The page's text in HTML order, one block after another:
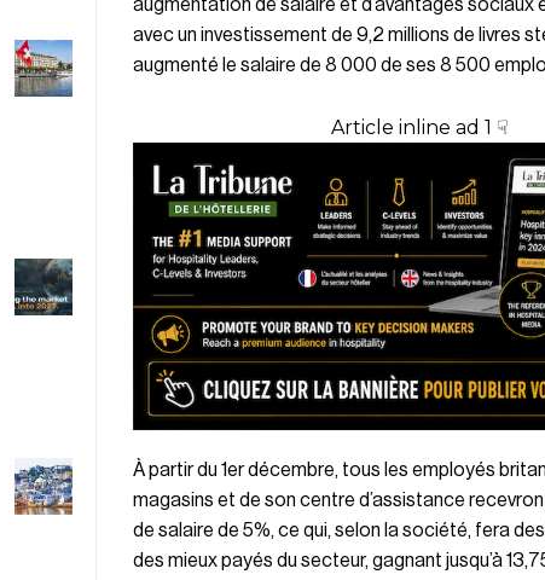
augmentation de salaire et d’avantages sociaux
avec un investissement de 9,2 millions de livres
augmenté le salaire de 8 000 de ses 8 500
Article inline ad 1 ☟
À partir du 1er décembre, tous les employés
magasins et de son centre d’assistance
de salaire de 5%, ce qui, selon la société, fera
des mieux payés du secteur, gagnant jusqu’à